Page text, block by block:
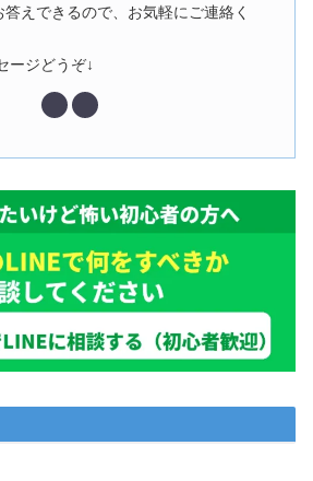
えできるので、お気軽にご連絡く
ージどうぞ↓